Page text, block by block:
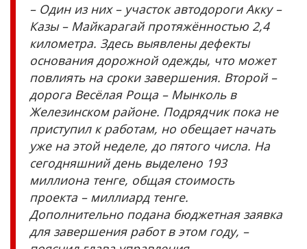
– Один из них – участок автодороги Акку –
Казы – Майкарагай протяжённостью 2,4
километра. Здесь выявлены дефекты
основания дорожной одежды, что может
повлиять на сроки завершения. Второй –
дорога Весёлая Роща – Мынколь в
Железинском районе. Подрядчик пока не
приступил к работам, но обещает начать
уже на этой неделе, до пятого числа. На
сегодняшний день выделено 193
миллиона тенге, общая стоимость
проекта – миллиард тенге.
Дополнительно подана бюджетная заявка
для завершения работ в этом году, –